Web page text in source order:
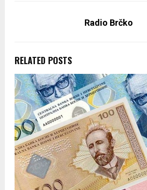
Radio Brčko
RELATED POSTS